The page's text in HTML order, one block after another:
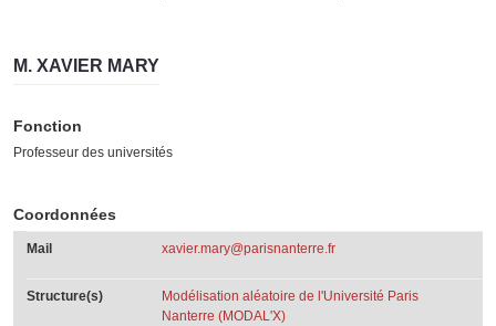
M. XAVIER MARY
Fonction
Professeur des universités
Coordonnées
Mail xavier.mary@parisnanterre.fr
Structure(s)
Modélisation aléatoire de l'Université Paris
Nanterre (MODAL'X)